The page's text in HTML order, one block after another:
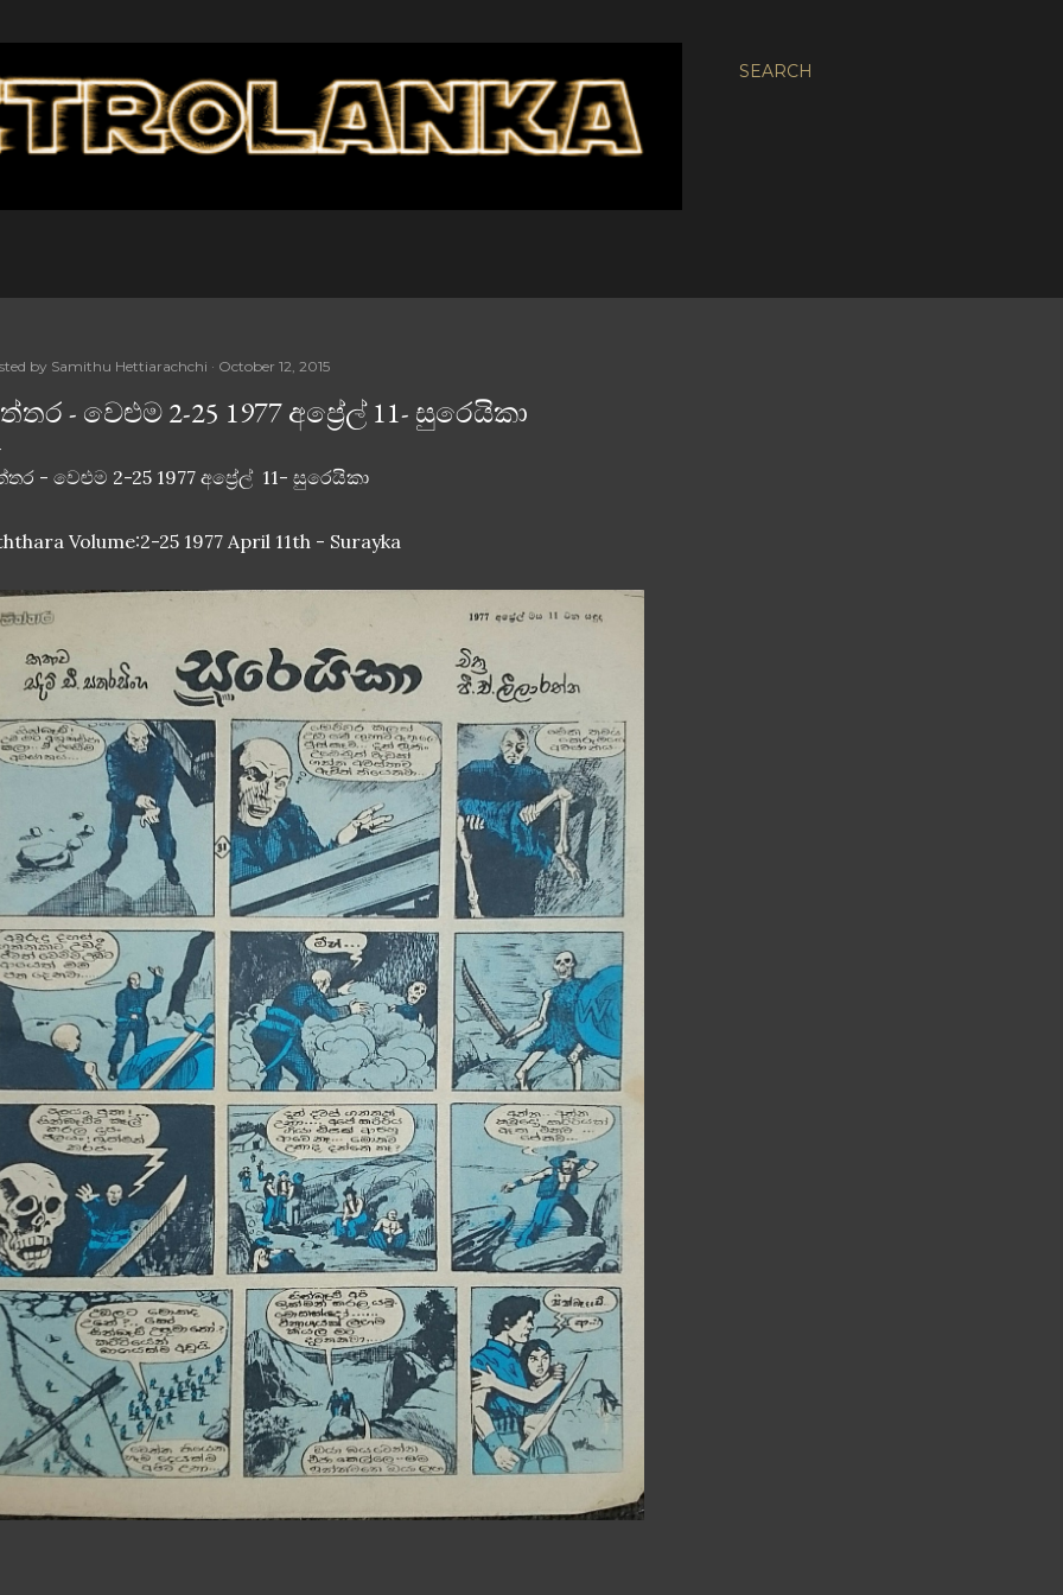
SEARCH
by Samithu Hettiarachchi October 12, 2015
- වෙළුම 2-25 1977 අප්‍රේල් 11- සුරෙයිකා
- වෙළුම 2-25 1977 අප්‍රේල් 11- සුරෙයිකා
Volume:2-25 1977 April 11th - Surayka